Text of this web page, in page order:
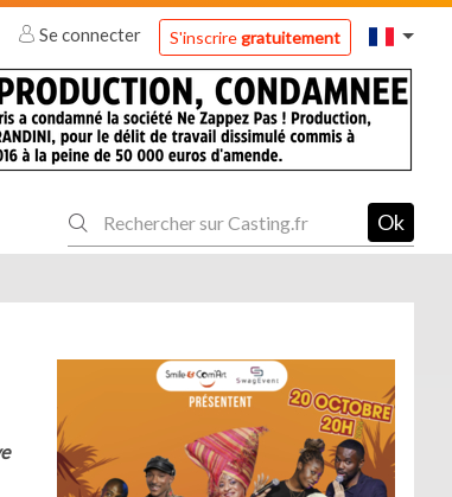
Se connecter S'inscriregratuitement
Ok